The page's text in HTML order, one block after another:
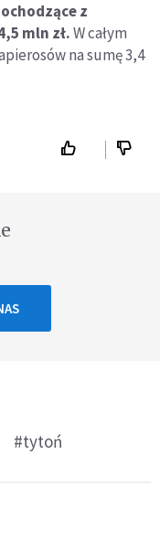
z
mln zł.W całym
na sumę 3,4
#tytoń